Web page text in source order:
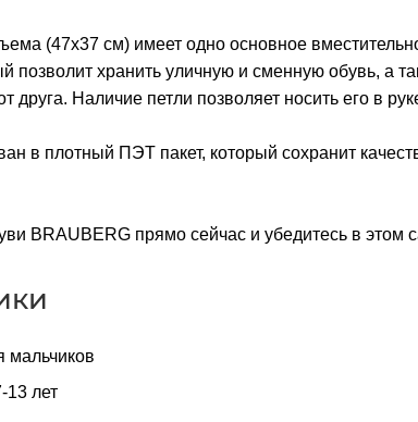
(47х37 см) имеет одно основное
позволит хранить уличную и сменную обувь, а
друга. Наличие петли позволяет носить его в
в плотный ПЭТ пакет, который сохранит
BRAUBERG прямо сейчас и убедитесь в этом
мальчиков
13 лет